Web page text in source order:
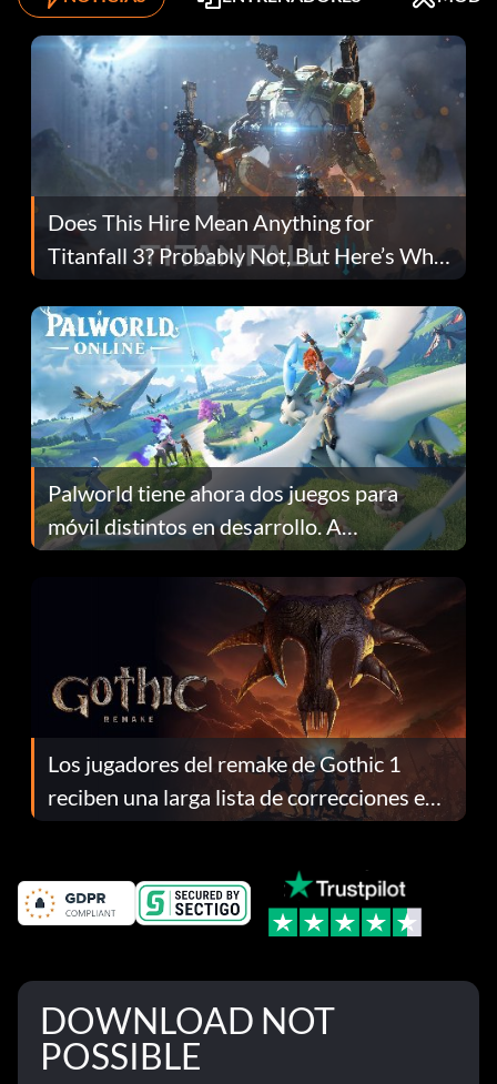
Does This Hire Mean Anything for
Titanfall 3? Probably Not, But Here’s Why
Fans Are Hopeful
Palworld tiene ahora dos juegos para
móvil distintos en desarrollo. A
continuación te explicamos por qué.
Los jugadores del remake de Gothic 1
reciben una larga lista de correcciones en
el parche 1.0.4
DOWNLOAD NOT
POSSIBLE